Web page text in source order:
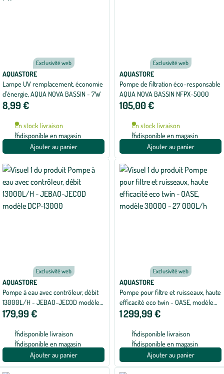
Exclusivité web
AQUASTORE
Lampe UV remplacement, économie
d'énergie, AQUA NOVA BASSIN - 7W
8,99 €
En stock livraison
Indisponible en magasin
Ajouter au panier
Exclusivité web
AQUASTORE
Pompe de filtration éco-responsable
AQUA NOVA BASSIN NFPX-5000
105,00 €
En stock livraison
Indisponible en magasin
Ajouter au panier
Exclusivité web
AQUASTORE
Pompe à eau avec contrôleur, débit
13000L/H - JEBAO-JECOD modèle
DCP-13000
179,99 €
Indisponible livraison
Indisponible en magasin
Ajouter au panier
Exclusivité web
AQUASTORE
Pompe pour filtre et ruisseaux, haute
efficacité eco twin - OASE, modèle
30000 - 27 000L/h
1 299,99 €
Indisponible livraison
Indisponible en magasin
Ajouter au panier